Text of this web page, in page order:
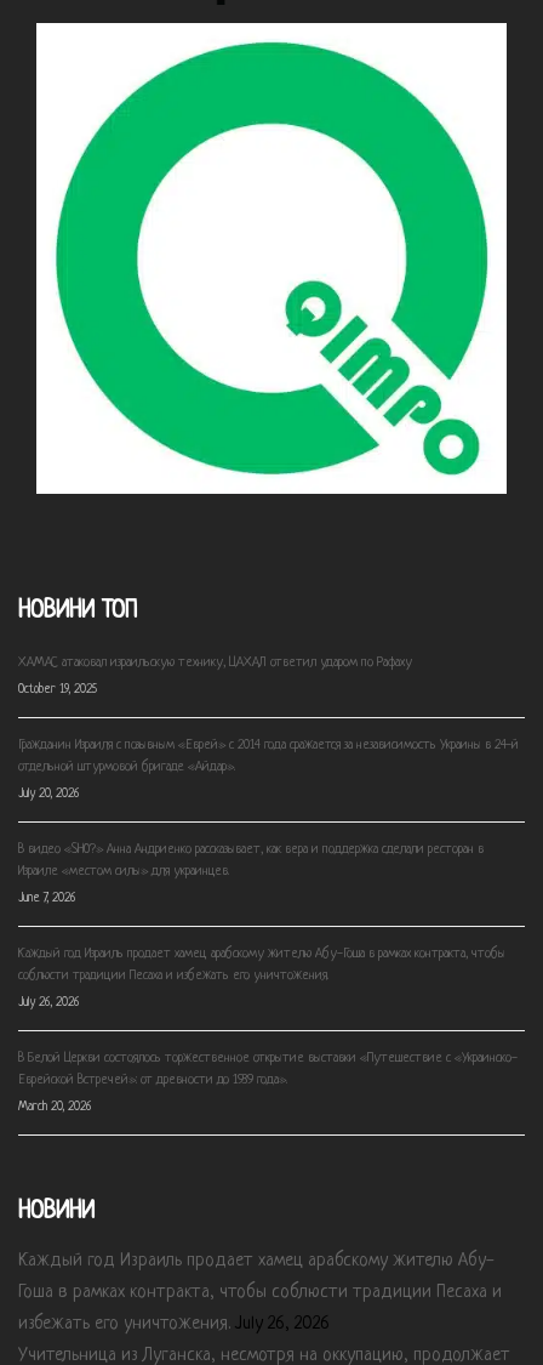
НОВИНИ ТОП
ХАМАС атаковал израильскую технику, ЦАХАЛ ответил ударом по Рафаху
October 19, 2025
Гражданин Израиля с позывным «Еврей» с 2014 года сражается за независимость Украины в 24-й
отдельной штурмовой бригаде «Айдар».
July 20, 2026
В видео «SHO?» Анна Андриенко рассказывает, как вера и поддержка сделали ресторан в
Израиле «местом силы» для украинцев.
June 7, 2026
Каждый год Израиль продает хамец арабскому жителю Абу-Гоша в рамках контракта, чтобы
соблюсти традиции Песаха и избежать его уничтожения.
July 26, 2026
В Белой Церкви состоялось торжественное открытие выставки «Путешествие с «Украинско-
Еврейской Встречей»: от древности до 1939 года».
March 20, 2026
НОВИНИ
Каждый год Израиль продает хамец арабскому жителю Абу-
Гоша в рамках контракта, чтобы соблюсти традиции Песаха и
избежать его уничтожения. July 26, 2026
Учительница из Луганска, несмотря на оккупацию, продолжает